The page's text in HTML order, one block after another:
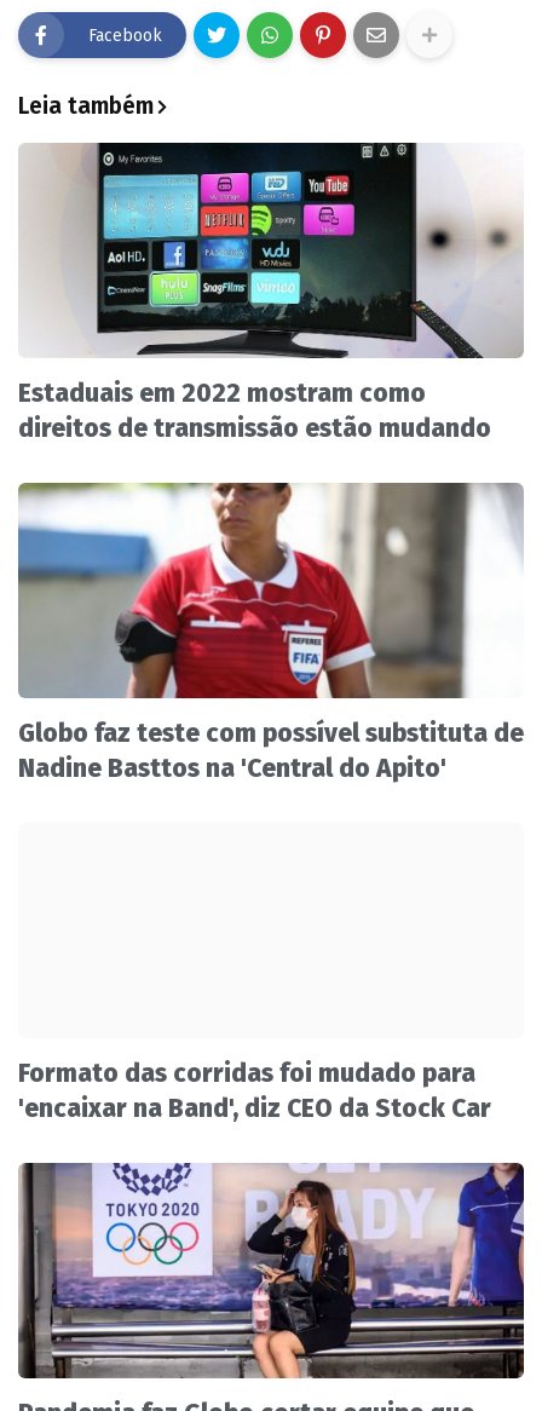
Facebook
Leia também
Estaduais em 2022 mostram como
direitos de transmissão estão mudando
Globo faz teste com possível substituta de
Nadine Basttos na 'Central do Apito'
Formato das corridas foi mudado para
'encaixar na Band', diz CEO da Stock Car